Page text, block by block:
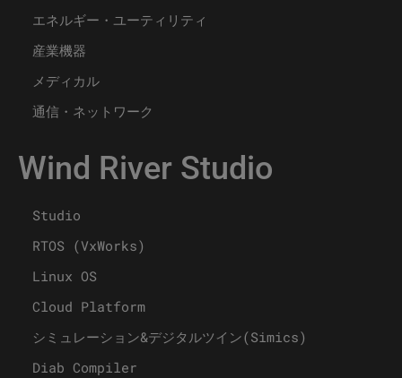
エネルギー・ユーティリティ
産業機器
メディカル
通信・ネットワーク
Wind River Studio
Studio
RTOS (VxWorks)
Linux OS
Cloud Platform
シミュレーション&デジタルツイン(Simics)
Diab Compiler